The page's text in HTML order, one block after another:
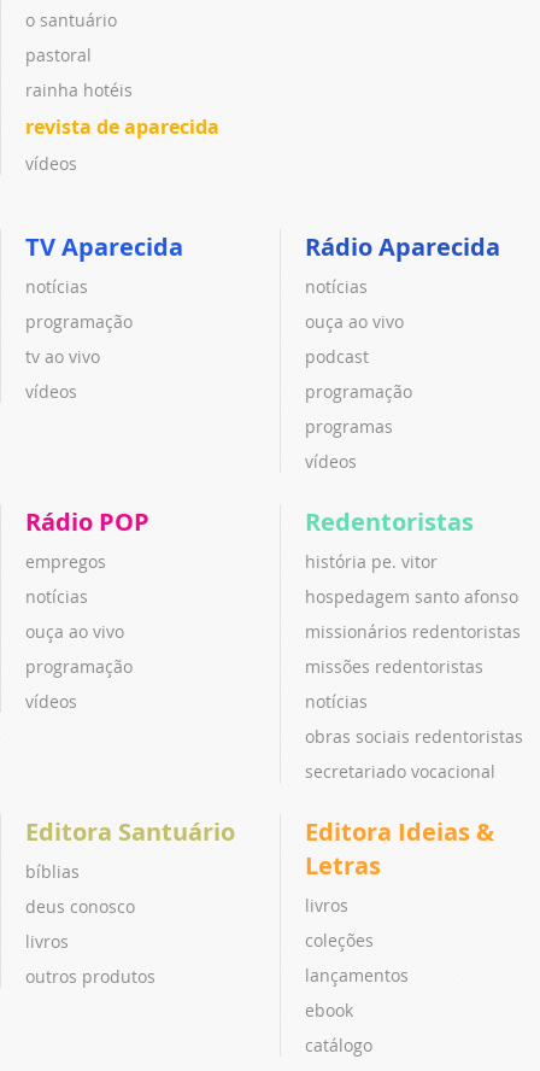
o santuário
pastoral
rainha hotéis
revista de aparecida
vídeos
TV Aparecida
notícias
programação
tv ao vivo
vídeos
Rádio Aparecida
notícias
ouça ao vivo
podcast
programação
programas
vídeos
Rádio POP
empregos
notícias
ouça ao vivo
programação
vídeos
Redentoristas
história pe. vitor
hospedagem santo afonso
missionários redentoristas
missões redentoristas
notícias
obras sociais redentoristas
secretariado vocacional
Editora Santuário
bíblias
deus conosco
livros
outros produtos
Editora Ideias &
Letras
livros
coleções
lançamentos
ebook
catálogo